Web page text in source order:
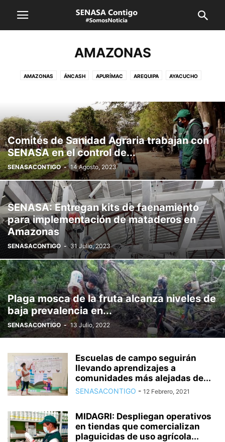
AMAZONAS
AMAZONAS ÁNCASH APURÍMAC AREQUIPA AYACUCHO
LAMBAYEQUE LIMA CALLAO LORETO
MADRE DE DIOS MOQUEGUA PASCO PIURA PUNO
SAN MARTÍN SENASA TACNA TUMBES UCAYALI VRAEM
Comités de Sanidad Agraria trabajan con
SENASA en el control de...
SENASACONTIGO - 14 Agosto, 2023
SENASA: Entregan kits de faenamiento
para implementación de mataderos en
Amazonas
SENASACONTIGO - 31 Julio, 2023
Plaga mosca de la fruta alcanza niveles de
baja prevalencia en...
SENASACONTIGO - 13 Julio, 2022
Escuelas de campo seguirán
llevando aprendizajes a
comunidades más alejadas de...
SENASACONTIGO - 12 Febrero, 2021
MIDAGRI: Despliegan operativos
en tiendas que comercializan
plaguicidas de uso agrícola...